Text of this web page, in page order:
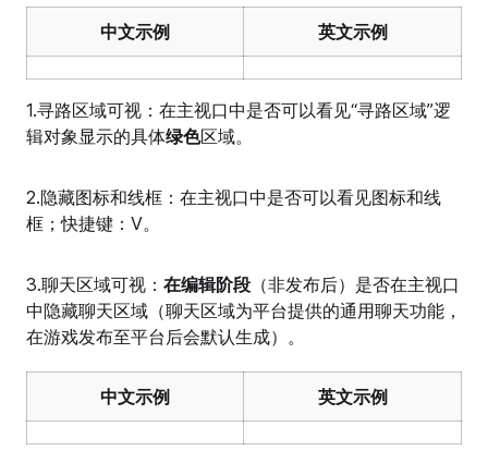
中文示例 英文示例
1.寻路区域可视：在主视口中是否可以看见“寻路区域”逻
辑对象显示的具体绿色区域。
2.隐藏图标和线框：在主视口中是否可以看见图标和线
框；快捷键：V。
3.聊天区域可视： 在编辑阶段 （非发布后）是否在主视口
中隐藏聊天区域（聊天区域为平台提供的通用聊天功能，
在游戏发布至平台后会默认生成）。
中文示例 英文示例